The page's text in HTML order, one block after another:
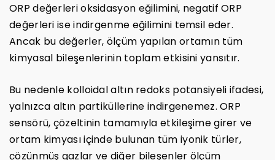
ORP değerleri oksidasyon eğilimini, negatif ORP
değerleri ise indirgenme eğilimini temsil eder.
Ancak bu değerler, ölçüm yapılan ortamın tüm
kimyasal bileşenlerinin toplam etkisini yansıtır.
Bu nedenle kolloidal altın redoks potansiyeli ifadesi,
yalnızca altın partiküllerine indirgenemez. ORP
sensörü, çözeltinin tamamıyla etkileşime girer ve
ortam kimyası içinde bulunan tüm iyonik türler,
çözünmüş gazlar ve diğer bileşenler ölçüm